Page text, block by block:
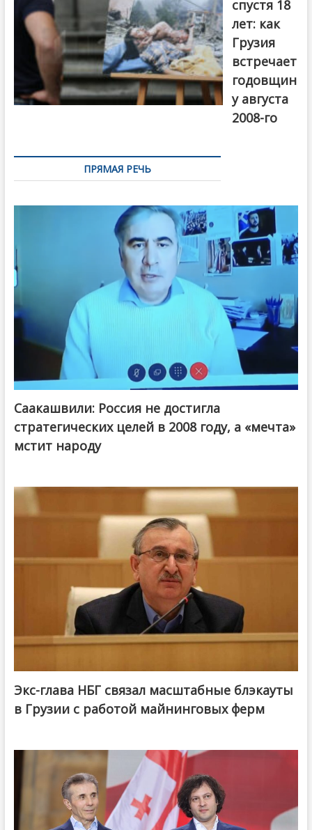
спустя 18
лет: как
Грузия
встречает
годовщин
у августа
2008-го
ПРЯМАЯ РЕЧЬ
Саакашвили: Россия не достигла
стратегических целей в 2008 году, а «мечта»
мстит народу
Экс-глава НБГ связал масштабные блэкауты
в Грузии с работой майнинговых ферм